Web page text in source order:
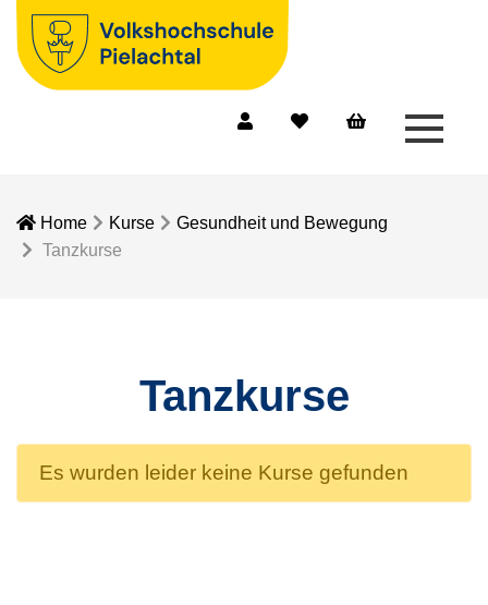
Warenkorb
Menü
Home Kurse
Gesundheit und Bewegung
Tanzkurse
Tanzkurse
Es wurden leider keine Kurse gefunden